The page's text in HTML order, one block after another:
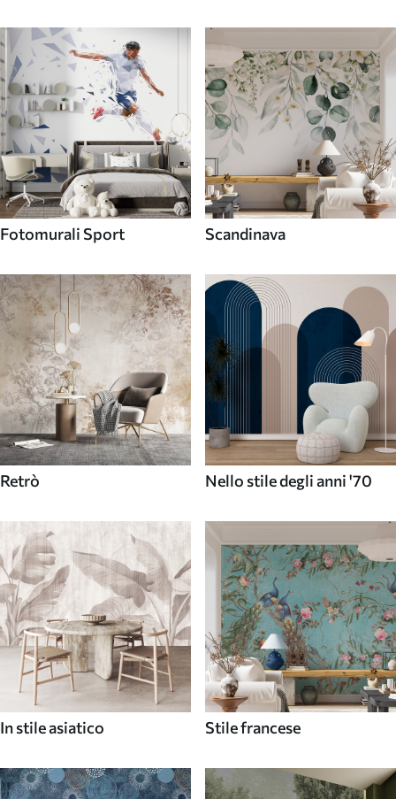
Fotomurali Sport Scandinava
Retrò Nello stile degli anni '70
In stile asiatico Stile francese